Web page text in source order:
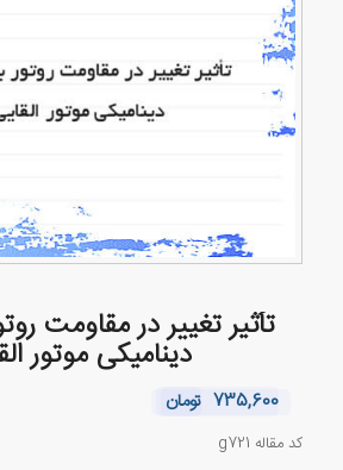
تأثیر تغییر در مقاومت
دینامیکی موتور
735,600 تومان
کد مقاله g721